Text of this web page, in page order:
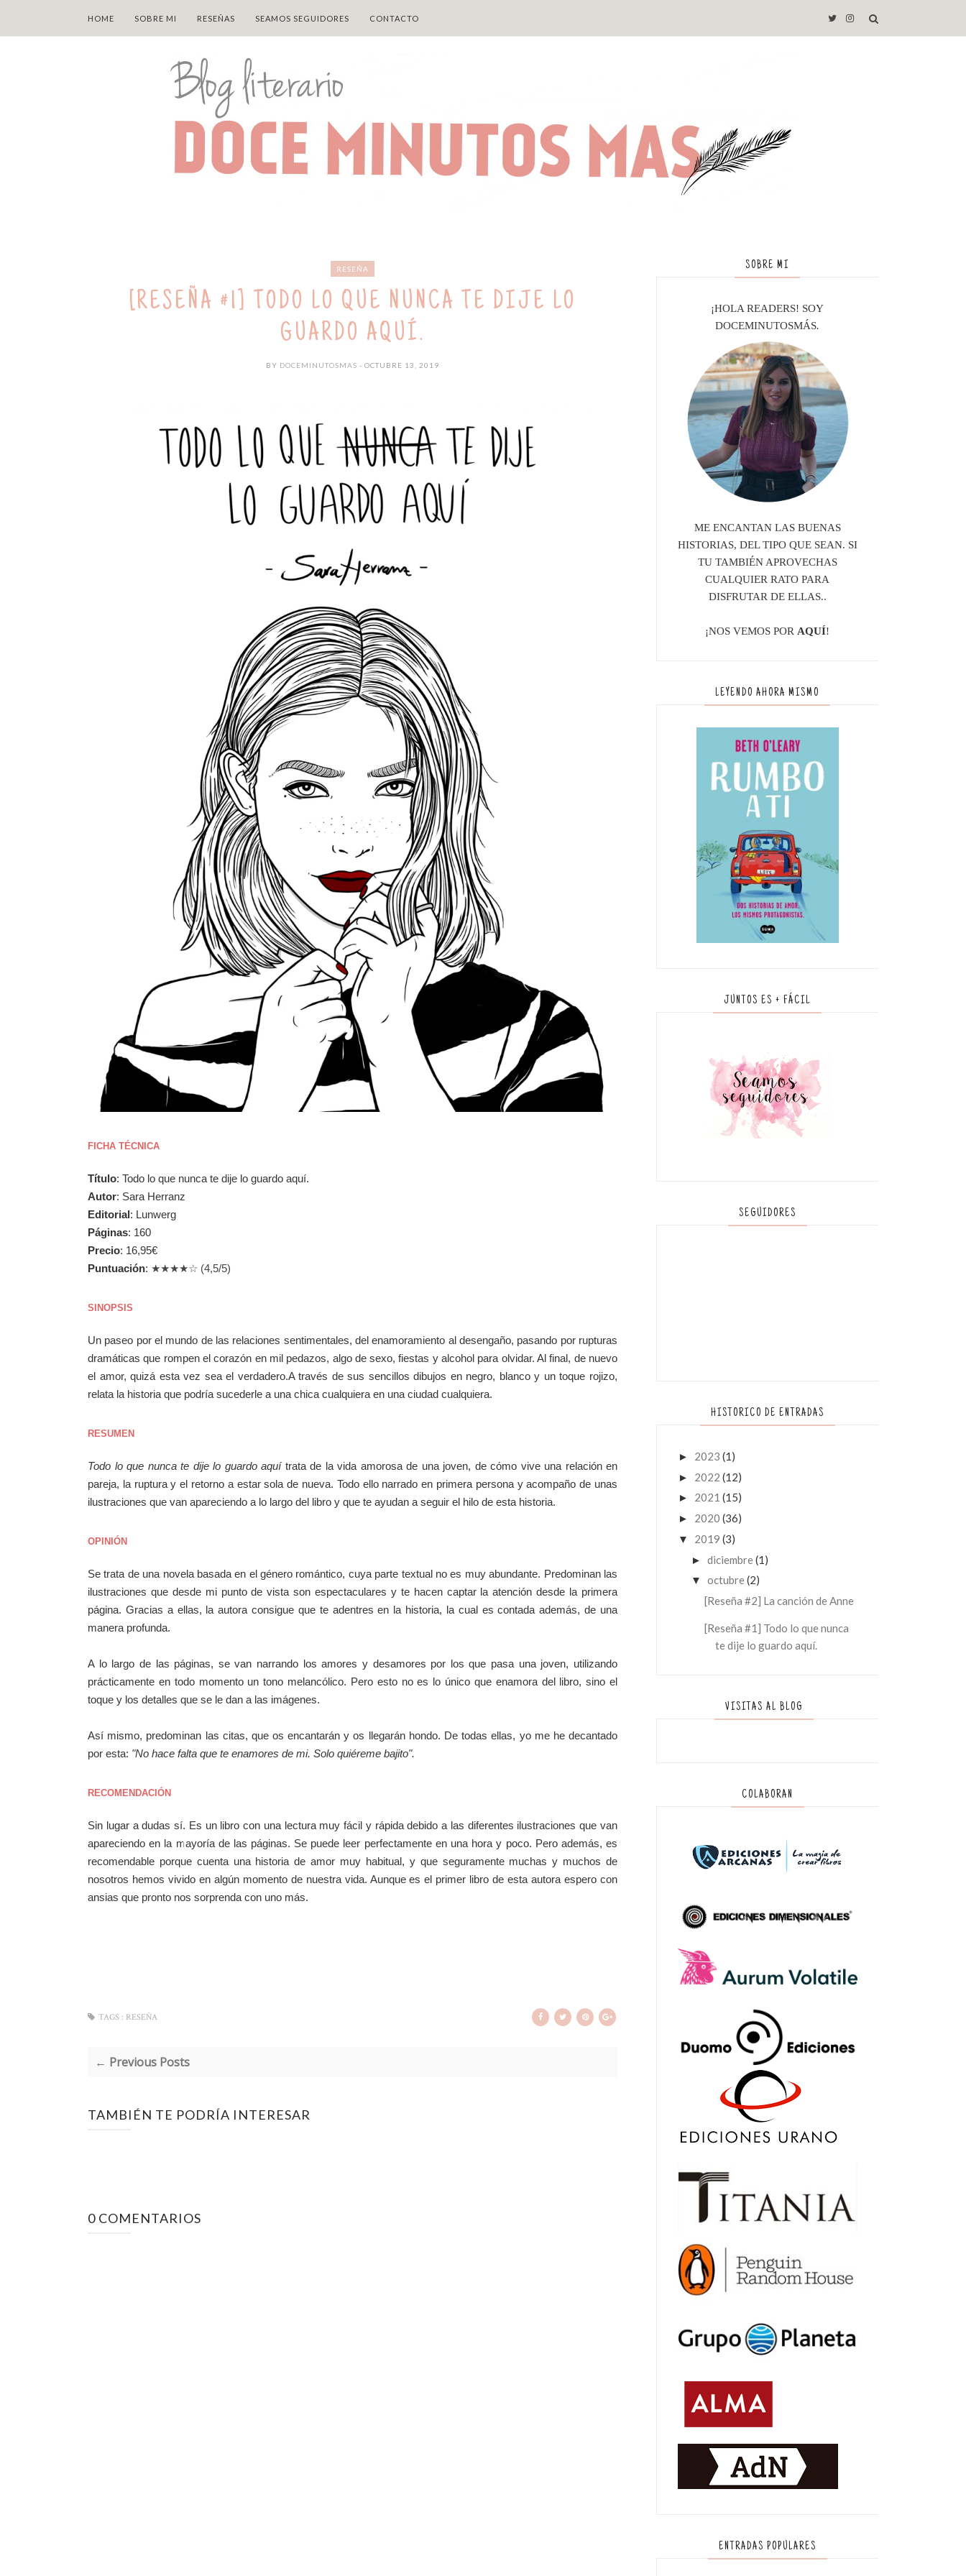
HOME SOBRE MI RESEÑAS SEAMOS SEGUIDORES CONTACTO
RESEÑA
[RESEÑA #1] TODO LO QUE NUNCA TE DIJE LO
GUARDO AQUÍ.
BY DOCEMINUTOSMAS - OCTUBRE 13, 2019
FICHA TÉCNICA
Título: Todo lo que nunca te dije lo guardo aquí.
Autor: Sara Herranz
Editorial: Lunwerg
Páginas: 160
Precio: 16,95€
Puntuación: ★★★★☆ (4,5/5)
SINOPSIS
Un paseo por el mundo de las relaciones sentimentales, del enamoramiento al desengaño, pasando por rupturas
dramáticas que rompen el corazón en mil pedazos, algo de sexo, fiestas y alcohol para olvidar. Al final, de nuevo
el amor, quizá esta vez sea el verdadero.A través de sus sencillos dibujos en negro, blanco y un toque rojizo,
relata la historia que podría sucederle a una chica cualquiera en una ciudad cualquiera.
RESUMEN
Todo lo que nunca te dije lo guardo aquí trata de la vida amorosa de una joven, de cómo vive una relación en
pareja, la ruptura y el retorno a estar sola de nueva. Todo ello narrado en primera persona y acompaño de unas
ilustraciones que van apareciendo a lo largo del libro y que te ayudan a seguir el hilo de esta historia.
OPINIÓN
Se trata de una novela basada en el género romántico, cuya parte textual no es muy abundante. Predominan las
ilustraciones que desde mi punto de vista son espectaculares y te hacen captar la atención desde la primera
página. Gracias a ellas, la autora consigue que te adentres en la historia, la cual es contada además, de una
manera profunda.
A lo largo de las páginas, se van narrando los amores y desamores por los que pasa una joven, utilizando
prácticamente en todo momento un tono melancólico. Pero esto no es lo único que enamora del libro, sino el
toque y los detalles que se le dan a las imágenes.
Así mismo, predominan las citas, que os encantarán y os llegarán hondo. De todas ellas, yo me he decantado
por esta: "No hace falta que te enamores de mi. Solo quiéreme bajito".
RECOMENDACIÓN
Sin lugar a dudas sí. Es un libro con una lectura muy fácil y rápida debido a las diferentes ilustraciones que van
apareciendo en la mayoría de las páginas. Se puede leer perfectamente en una hora y poco. Pero además, es
recomendable porque cuenta una historia de amor muy habitual, y que seguramente muchas y muchos de
nosotros hemos vivido en algún momento de nuestra vida. Aunque es el primer libro de esta autora espero con
ansias que pronto nos sorprenda con uno más.
TAGS : RESEÑA
← Previous Posts
TAMBIÉN TE PODRÍA INTERESAR
0 COMENTARIOS
SOBRE MI
¡HOLA READERS! SOY
DOCEMINUTOSMÁS.
ME ENCANTAN LAS BUENAS
HISTORIAS, DEL TIPO QUE SEAN. SI
TU TAMBIÉN APROVECHAS
CUALQUIER RATO PARA
DISFRUTAR DE ELLAS..
¡NOS VEMOS POR AQUÍ!
LEYENDO AHORA MISMO
JUNTOS ES + FÁCIL
SEGUIDORES
HISTORICO DE ENTRADAS
► 2023 (1)
► 2022 (12)
► 2021 (15)
► 2020 (36)
▼ 2019 (3)
► diciembre(1)
▼ octubre(2)
[Reseña #2] La canción de Anne
[Reseña #1] Todo lo que nunca
te dije lo guardo aquí.
VISITAS AL BLOG
COLABORAN
ENTRADAS POPULARES